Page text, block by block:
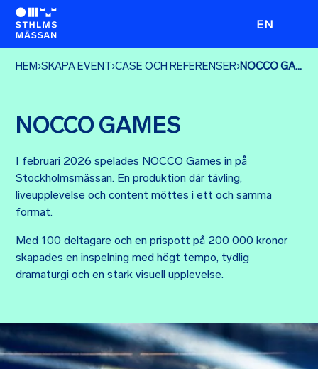
EN
HEM›SKAPA EVENT›CASE OCH REFERENSER› NOCCO GAMES
NOCCO GAMES
I februari 2026 spelades NOCCO Games in på
Stockholmsmässan. En produktion där tävling,
liveupplevelse och content möttes i ett och samma
format.
Med 100 deltagare och en prispott på 200 000 kronor
skapades en inspelning med högt tempo, tydlig
dramaturgi och en stark visuell upplevelse.